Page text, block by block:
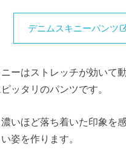
デニムスキニーパンツ
ーはストレッチが効いて
ッタリのパンツです。
いほど落ち着いた印象を
姿を作ります。